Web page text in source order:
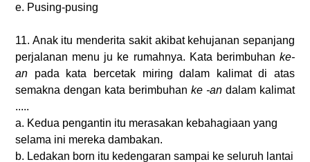
e. Pusing-pusing
11. Anak itu menderita sakit akibat kehujanan sepanjang
perjalanan menu ju ke rumahnya. Kata berimbuhan ke-
an pada kata bercetak miring dalam kalimat di atas
semakna dengan kata berimbuhan ke -an dalam kalimat
.....
a. Kedua pengantin itu merasakan kebahagiaan yang
selama ini mereka dambakan.
b. Ledakan born itu kedengaran sampai ke seluruh lantai